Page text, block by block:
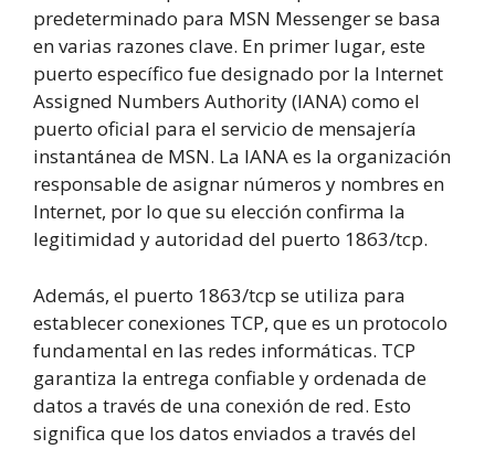
predeterminado para MSN Messenger se basa
en varias razones clave. En primer lugar, este
puerto específico fue designado por la Internet
Assigned Numbers Authority (IANA) como el
puerto oficial para el servicio de mensajería
instantánea de MSN. La IANA es la organización
responsable de asignar números y nombres en
Internet, por lo que su elección confirma la
legitimidad y autoridad del puerto 1863/tcp.
Además, el puerto 1863/tcp se utiliza para
establecer conexiones TCP, que es un protocolo
fundamental en las redes informáticas. TCP
garantiza la entrega confiable y ordenada de
datos a través de una conexión de red. Esto
significa que los datos enviados a través del